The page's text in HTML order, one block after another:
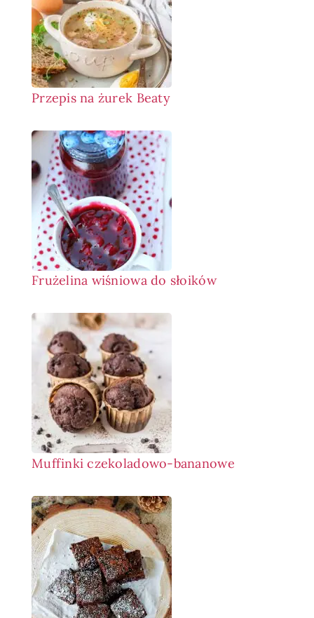
Przepis na żurek Beaty
Frużelina wiśniowa do słoików
Muffinki czekoladowo-bananowe